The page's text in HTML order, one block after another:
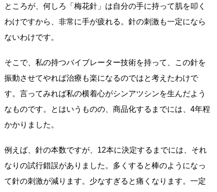
ところが、何しろ「梅花針」は自分の手に持って肌を叩く
わけですから、非常に手が疲れる。針の刺激も一定になら
ないわけです。
そこで、私の持つバイブレーター技術を持って、この針を
振動させてやれば治療も楽になるのではと考えたわけで
す。言ってみれば私の横着心がシンアツシンを生んだよう
なものです。とはいうものの、商品化するまでには、4年程
かかりました。
例えば、針の本数ですが、12本に決定するまでには、それ
なりの試行錯誤がありました。多くすると棒のようになっ
て針の刺激が減ります。少なすぎると痛くなります。一定